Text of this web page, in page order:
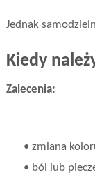
Jednak
Kiedy
Zalecenia:
• zmiana
• ból lub